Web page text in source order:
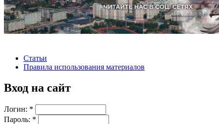
Статьи
Правила использования материалов
Вход на сайт
Логин: *
Пароль: *